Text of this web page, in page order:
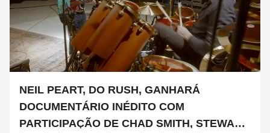
NEIL PEART, DO RUSH, GANHARÁ
DOCUMENTÁRIO INÉDITO COM
PARTICIPAÇÃO DE CHAD SMITH, STEWART